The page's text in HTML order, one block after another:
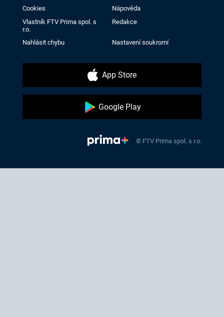
Cookies
Nápověda
Vlastník FTV Prima spol. s
r.o.
Redakce
Nahlásit chybu Nastavení soukromí
App Store
Google Play
© FTV Prima spol. s r.o.